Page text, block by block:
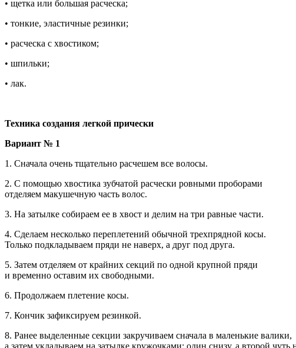
• щетка или большая расческа;
• тонкие, эластичные резинки;
• расческа с хвостиком;
• шпильки;
• лак.
Техника создания легкой прически
Вариант № 1
1. Сначала очень тщательно расчешем все волосы.
2. С помощью хвостика зубчатой расчески ровными проборами
отделяем макушечную часть волос.
3. На затылке собираем ее в хвост и делим на три равные части.
4. Сделаем несколько переплетений обычной трехпрядной косы.
Только подкладываем пряди не наверх, а друг под друга.
5. Затем отделяем от крайних секций по одной крупной пряди
и временно оставим их свободными.
6. Продолжаем плетение косы.
7. Кончик зафиксируем резинкой.
8. Ранее выделенные секции закручиваем сначала в маленькие валики,
а затем укладываем на затылке кружочками: один снизу, а второй чуть